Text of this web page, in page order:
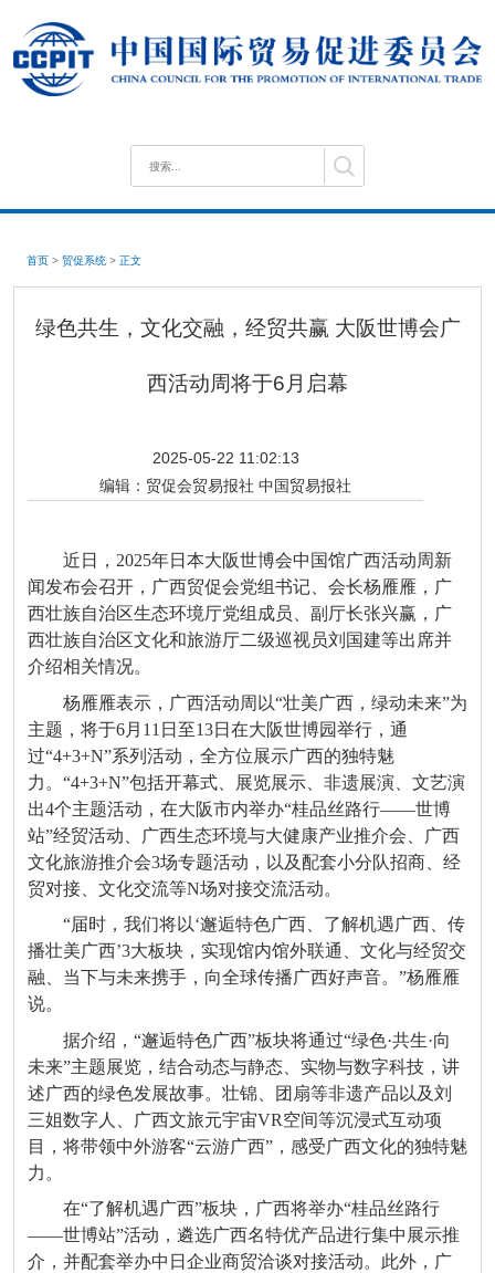
首页 > 贸促系统 > 正文
绿色共生，文化交融，经贸共赢 大阪世博会广
西活动周将于6月启幕
2025-05-22 11:02:13
编辑： 贸促会贸易报社 中国贸易报社
近日，2025年日本大阪世博会中国馆广西活动周新
闻发布会召开，广西贸促会党组书记、会长杨雁雁，广
西壮族自治区生态环境厅党组成员、副厅长张兴赢，广
西壮族自治区文化和旅游厅二级巡视员刘国建等出席并
介绍相关情况。
杨雁雁表示，广西活动周以“壮美广西，绿动未来”为
主题，将于6月11日至13日在大阪世博园举行，通
过“4+3+N”系列活动，全方位展示广西的独特魅
力。“4+3+N”包括开幕式、展览展示、非遗展演、文艺演
出4个主题活动，在大阪市内举办“桂品丝路行——世博
站”经贸活动、广西生态环境与大健康产业推介会、广西
文化旅游推介会3场专题活动，以及配套小分队招商、经
贸对接、文化交流等N场对接交流活动。
“届时，我们将以‘邂逅特色广西、了解机遇广西、传
播壮美广西’3大板块，实现馆内馆外联通、文化与经贸交
融、当下与未来携手，向全球传播广西好声音。”杨雁雁
说。
据介绍，“邂逅特色广西”板块将通过“绿色·共生·向
未来”主题展览，结合动态与静态、实物与数字科技，讲
述广西的绿色发展故事。壮锦、团扇等非遗产品以及刘
三姐数字人、广西文旅元宇宙VR空间等沉浸式互动项
目，将带领中外游客“云游广西”，感受广西文化的独特魅
力。
在“了解机遇广西”板块，广西将举办“桂品丝路行
——世博站”活动，遴选广西名特优产品进行集中展示推
介，并配套举办中日企业商贸洽谈对接活动。此外，广